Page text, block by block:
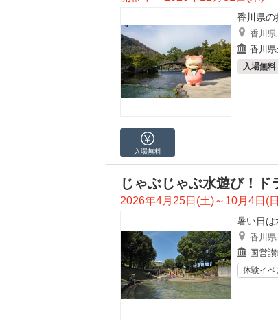
香川県の
香川県
香川
入場無料
入場無料
じゃぶじゃぶ水遊び！ド
2026年4月25日(土)～10月4日(
暑い日は
香川県
国営
体験イベ